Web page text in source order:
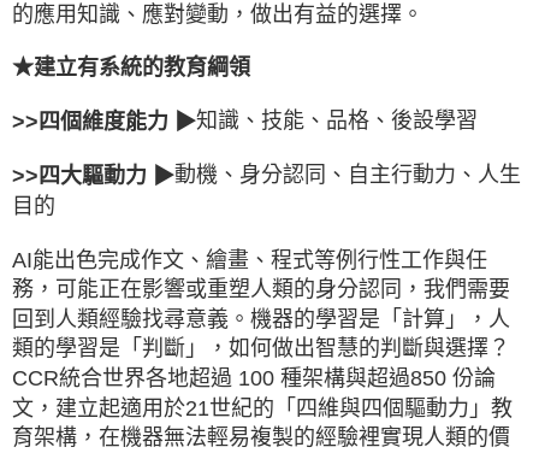
的應用知識、應對變動，做出有益的選擇。
★建立有系統的教育綱領
>>四個維度能力 ▶知識、技能、品格、後設學習
>>四大驅動力 ▶動機、身分認同、自主行動力、人生
目的
AI能出色完成作文、繪畫、程式等例行性工作與任
務，可能正在影響或重塑人類的身分認同，我們需要
回到人類經驗找尋意義。機器的學習是「計算」，人
類的學習是「判斷」，如何做出智慧的判斷與選擇？
CCR統合世界各地超過 100 種架構與超過850 份論
文，建立起適用於21世紀的「四維與四個驅動力」教
育架構，在機器無法輕易複製的經驗裡實現人類的價